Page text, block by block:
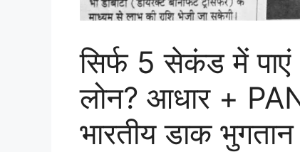
सिर्फ 5 सेकंड में
लोन? आधार +
भारतीय डाक